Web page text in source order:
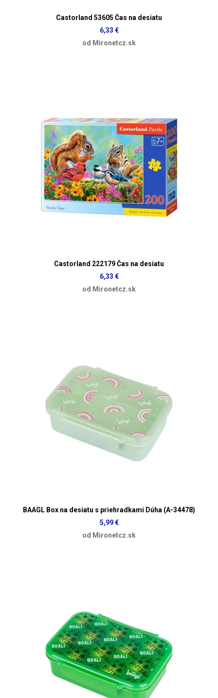
Castorland 53605 Čas na desiatu
6,33 €
od Mironetcz.sk
Castorland 222179 Čas na desiatu
6,33 €
od Mironetcz.sk
BAAGL Box na desiatu s priehradkami Dúha (A-34478)
5,99 €
od Mironetcz.sk